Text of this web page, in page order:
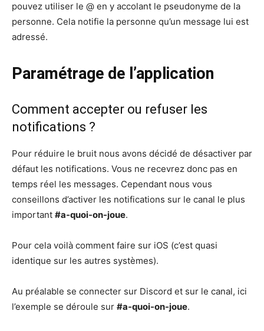
pouvez utiliser le @ en y accolant le pseudonyme de la
personne. Cela notifie la personne qu’un message lui est
adressé.
Paramétrage de l’application
Comment accepter ou refuser les
notifications ?
Pour réduire le bruit nous avons décidé de désactiver par
défaut les notifications. Vous ne recevrez donc pas en
temps réel les messages. Cependant nous vous
conseillons d’activer les notifications sur le canal le plus
important #a-quoi-on-joue.
Pour cela voilà comment faire sur iOS (c’est quasi
identique sur les autres systèmes).
Au préalable se connecter sur Discord et sur le canal, ici
l’exemple se déroule sur #a-quoi-on-joue.